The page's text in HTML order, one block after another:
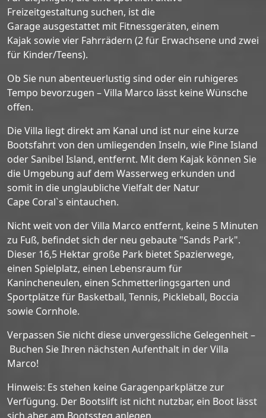
Freizeitgestaltung suchen, ist die
Garage ausgestattet mit Fitnessgeräten, einem
Kajak sowie vier Fahrrädern (2 für Erwachsene und zwei
für Kinder/Teens).
Ob Sie nun abenteuerlustig sind oder ein ruhigeres
Tempo bevorzugen – Villa Marco lässt keine Wünsche
offen.
Die Villa liegt direkt am Kanal und ist nur eine kurze
Bootsfahrt von den umliegenden Inseln, wie Pine Island
oder Sanibel Island, entfernt. Mit dem Kajak können Sie
die Umgebung auf dem Wasserweg erkunden und
somit in die unglaubliche Vielfalt der Natur
Cape Coral`s eintauchen.
Nicht weit von der Villa Marco entfernt, keine 5 Minuten
zu Fuß, befindet sich der neu gebaute "Sands Park".
Dieser 16,5 Hektar große Park bietet Spazierwege,
einen Spielplatz, einen Lebensraum für
Kanincheneulen, einen Schmetterlingsgarten und
Sportplätze für Basketball, Tennis, Pickleball, Boccia
sowie Cornhole.
Verpassen Sie nicht diese unvergessliche Gelegenheit –
Buchen Sie Ihren nächsten Aufenthalt in der Villa
Marco!
Hinweis: Es stehen keine Garagenparkplätze zur
Verfügung. Der Bootslift ist nicht nutzbar, ein Boot lässt